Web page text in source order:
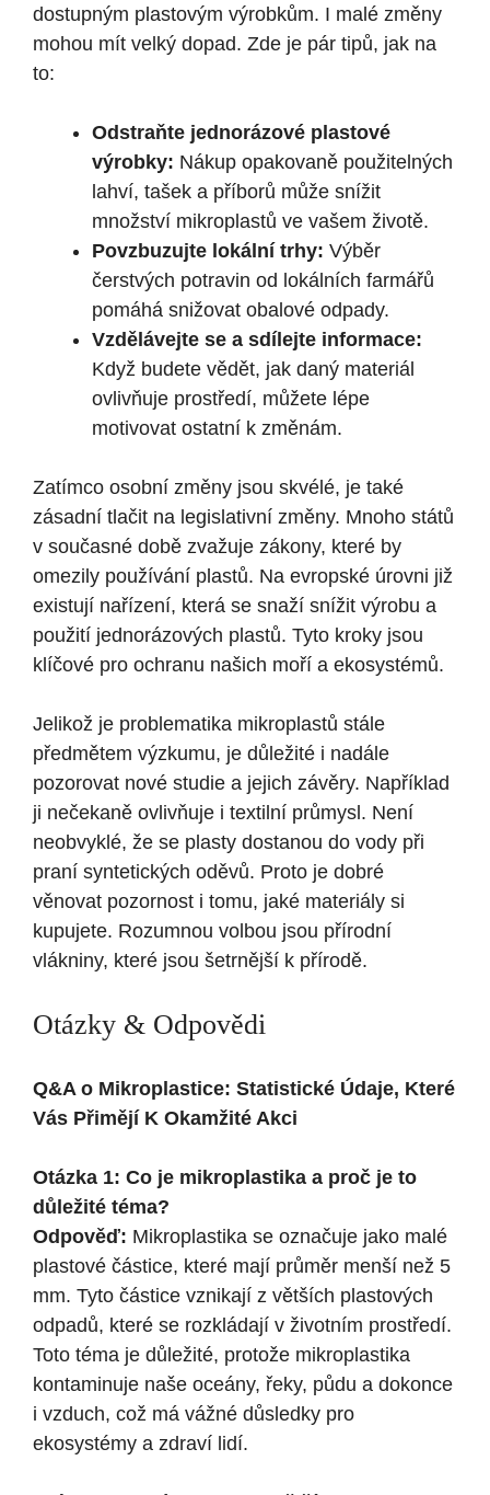
dostupným plastovým výrobkům. I malé změny
mohou mít velký dopad. Zde je pár tipů, jak na
to:
Odstraňte jednorázové plastové
výrobky: Nákup opakovaně použitelných
lahví, tašek a příborů může snížit
množství mikroplastů ve vašem životě.
Povzbuzujte lokální trhy: Výběr
čerstvých potravin od lokálních farmářů
pomáhá snižovat obalové odpady.
Vzdělávejte se a sdílejte informace:
Když budete vědět, jak daný materiál
ovlivňuje prostředí, můžete lépe
motivovat ostatní k změnám.
Zatímco osobní změny jsou skvélé, je také
zásadní tlačit na legislativní změny. Mnoho států
v současné době zvažuje zákony, které by
omezily používání plastů. Na evropské úrovni již
existují nařízení, která se snaží snížit výrobu a
použití jednorázových plastů. Tyto kroky jsou
klíčové pro ochranu našich moří a ekosystémů.
Jelikož je problematika mikroplastů stále
předmětem výzkumu, je důležité i nadále
pozorovat nové studie a jejich závěry. Například
ji nečekaně ovlivňuje i textilní průmysl. Není
neobvyklé, že se plasty dostanou do vody při
praní syntetických oděvů. Proto je dobré
věnovat pozornost i tomu, jaké materiály si
kupujete. Rozumnou volbou jsou přírodní
vlákniny, které jsou šetrnější k přírodě.
Otázky & Odpovědi
Q&A o Mikroplastice: Statistické Údaje, Které
Vás Přimějí K Okamžité Akci
Otázka 1: Co je mikroplastika a proč je to
důležité téma?
Odpověď: Mikroplastika se označuje jako malé
plastové částice, které mají průměr menší než 5
mm. Tyto částice vznikají z větších plastových
odpadů, které se rozkládají v životním prostředí.
Toto téma je důležité, protože mikroplastika
kontaminuje naše oceány, řeky, půdu a dokonce
i vzduch, což má vážné důsledky pro
ekosystémy a zdraví lidí.